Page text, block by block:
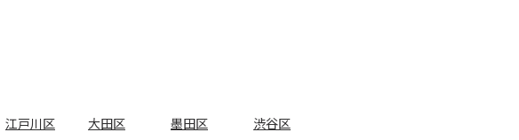
江戸川区 大田区 墨田区
渋谷区